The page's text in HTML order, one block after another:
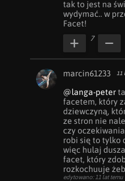
tak to jest na
wydymać.. w
Facet!
7
marcin61233 11
@langa-peter
facetem, który
dziewczyną,
ze stron nie
czy
robi się to tylko
więc hulaj
facet, który
rozkochuuje
edytowano: 11 lat temu